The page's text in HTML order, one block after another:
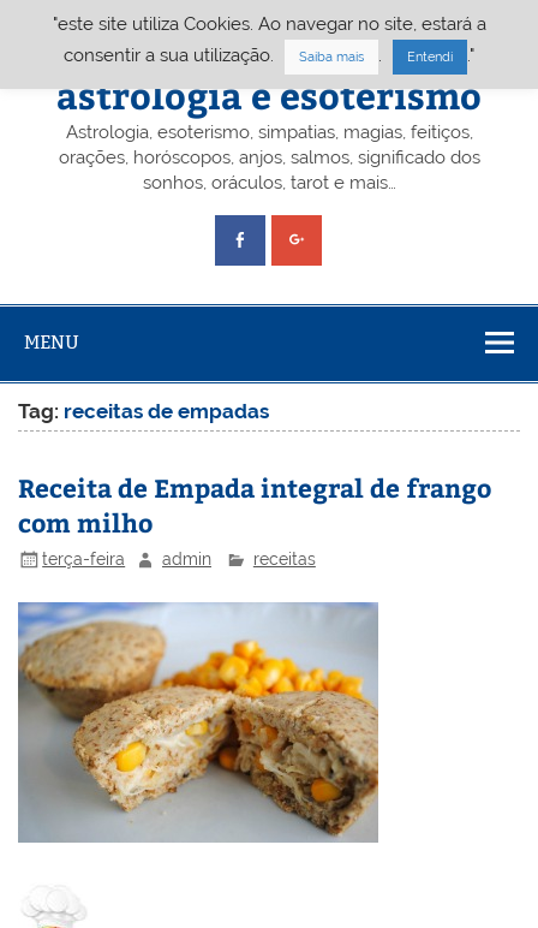
Portal A&E – Portal
astrologia e esoterismo
Astrologia, esoterismo, simpatias, magias, feitiços,
orações, horóscopos, anjos, salmos, significado dos
sonhos, oráculos, tarot e mais…
MENU
Tag: receitas de empadas
Receita de Empada integral de frango
com milho
terça-feira admin receitas
"este site utiliza Cookies. Ao navegar no site, estará a
consentir a sua utilização.
Saiba mais Entendi ."